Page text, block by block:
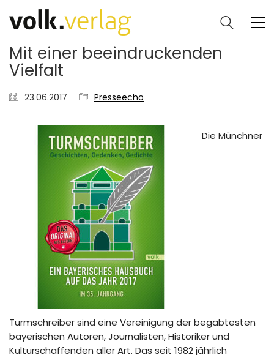
Mit einer beeindruckenden
Vielfalt
23.06.2017 Presseecho
Die Münchner
Turmschreiber sind eine Vereinigung der begabtesten
bayerischen Autoren, Journalisten, Historiker und
Kulturschaffenden aller Art. Das seit 1982 jährlich